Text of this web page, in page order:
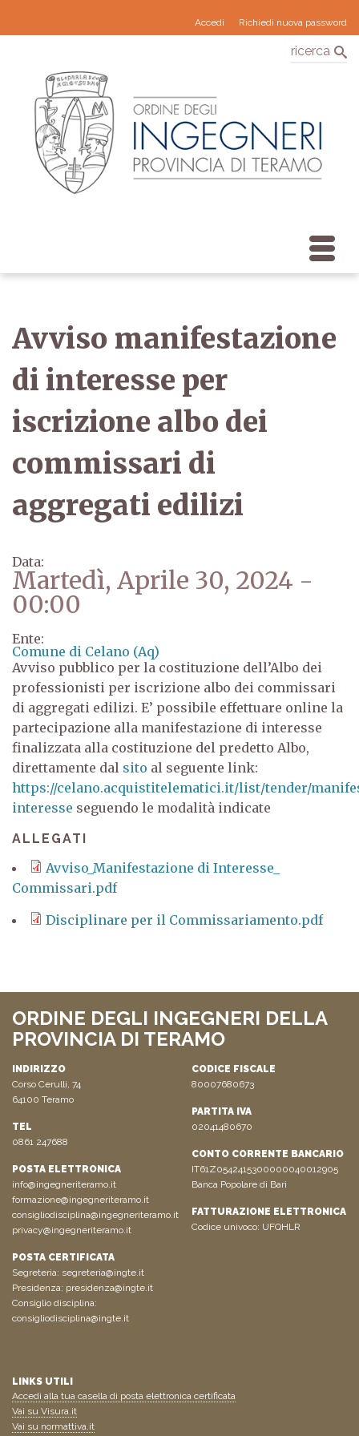
Accedi Richiedi nuova password
ricerca
Avviso manifestazione
di interesse per
iscrizione albo dei
commissari di
aggregati edilizi
Data:
Martedì, Aprile 30, 2024 -
00:00
Ente:
Comune di Celano (Aq)
Avviso pubblico per la costituzione dell’Albo dei
professionisti per iscrizione albo dei commissari
di aggregati edilizi. E’ possibile effettuare online la
partecipazione alla manifestazione di interesse
finalizzata alla costituzione del predetto Albo,
direttamente dal sito al seguente link:
https://celano.acquistitelematici.it/list/tender/
interesse seguendo le modalità indicate
ALLEGATI
Avviso_Manifestazione di Interesse_
Commissari.pdf
Disciplinare per il Commissariamento.pdf
ORDINE DEGLI INGEGNERI DELLA
PROVINCIA DI TERAMO
INDIRIZZO
Corso Cerulli, 74
64100 Teramo
TEL
0861 247688
POSTA ELETTRONICA
info@ingegneriteramo.it
formazione@ingegneriteramo.it
consigliodisciplina@ingegneriteramo.it
privacy@ingegneriteramo.it
POSTA CERTIFICATA
Segreteria: segreteria@ingte.it
Presidenza: presidenza@ingte.it
Consiglio disciplina:
consigliodisciplina@ingte.it
CODICE FISCALE
80007680673
PARTITA IVA
02041480670
CONTO CORRENTE BANCARIO
IT61Z0542415300000040012905
Banca Popolare di Bari
FATTURAZIONE ELETTRONICA
Codice univoco: UFQHLR
LINKS UTILI
Accedi alla tua casella di posta elettronica certificata
Vai su Visura.it
Vai su normattiva.it